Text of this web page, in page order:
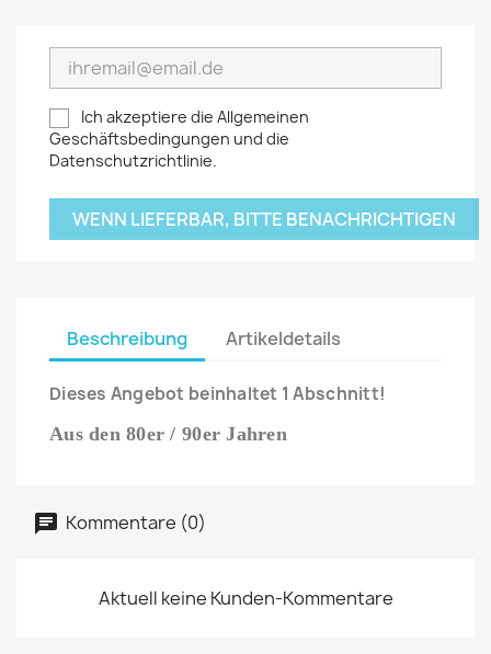
Ich akzeptiere die Allgemeinen
Geschäftsbedingungen und die
Datenschutzrichtlinie.
WENN LIEFERBAR, BITTE BENACHRICHTIGEN
Beschreibung Artikeldetails
Dieses Angebot beinhaltet 1 Abschnitt!
Aus den 80er / 90er Jahren
Kommentare (0)
Aktuell keine Kunden-Kommentare